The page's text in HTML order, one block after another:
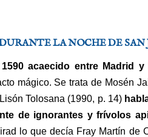
LA NOCHE DE SAN
acaecido entre Madrid y
mágico. Se trata de Mosén
Lisón Tolosana (1990, p. 14)
de ignorantes y frívolos
lo que decía Fray Martín de